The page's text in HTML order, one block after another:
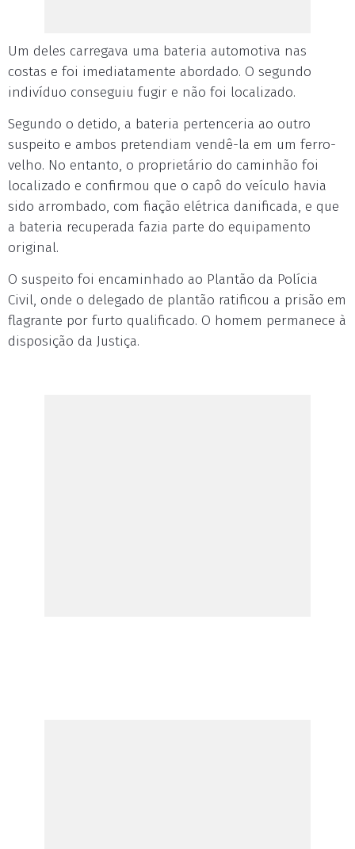
Um deles carregava uma bateria automotiva nas
costas e foi imediatamente abordado. O segundo
indivíduo conseguiu fugir e não foi localizado.
Segundo o detido, a bateria pertenceria ao outro
suspeito e ambos pretendiam vendê-la em um ferro-
velho. No entanto, o proprietário do caminhão foi
localizado e confirmou que o capô do veículo havia
sido arrombado, com fiação elétrica danificada, e que
a bateria recuperada fazia parte do equipamento
original.
O suspeito foi encaminhado ao Plantão da Polícia
Civil, onde o delegado de plantão ratificou a prisão em
flagrante por furto qualificado. O homem permanece à
disposição da Justiça.